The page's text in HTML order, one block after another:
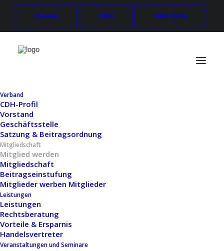
Kontakt Hilfe Mein Konto
Verband
CDH-Profil
Vorstand
Geschäftsstelle
Satzung & Beitragsordnung
Mitgliedschaft
Mitglied werden
Mitgliedschaft
Beitragseinstufung
Mitglieder werben Mitglieder
Leistungen
Leistungen
Rechtsberatung
Vorteile & Ersparnis
Handelsvertreter
Veranstaltungen und Seminare
Werden Sie Teil
unseres
Netzwerks.
Der CDH-Wirtschaftsverband
begleitet Sie als selbstständige
Handelsvertretung mit